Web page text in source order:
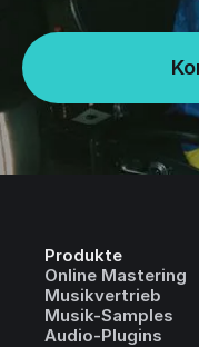
Produkte
Online Mastering
Musikvertrieb
Musik-Samples
Audio-Plugins